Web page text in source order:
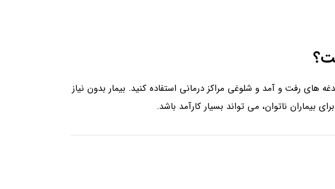
های رفت و آمد و شلوغی مراکز درمانی استفاده کنید. بیمار بدون نیاز
بیماران ناتوان، می تواند بسیار کارآمد باشد.